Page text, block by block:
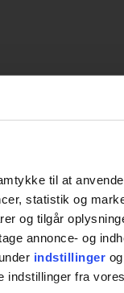
til at
statistik og
og tilgår
annonce- og
indstillinger
fra